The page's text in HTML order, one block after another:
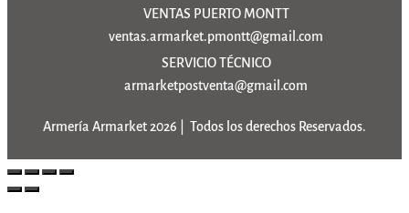
VENTAS PUERTO MONTT
ventas.armarket.pmontt@gmail.com
SERVICIO TÉCNICO
armarketpostventa@gmail.com
Armería Armarket 2026 | Todos los derechos Reservados.